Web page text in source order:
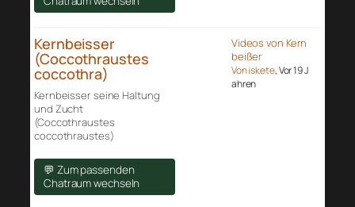
Kernbeisser
(Coccothraustes
coccothra)
Kernbeisser seine Haltung
und Zucht
(Coccothraustes
coccothraustes)
💬 Zum passenden
Chatraum wechseln
Videos von Kern
beißer
Von iskete, Vor 19 J
ahren